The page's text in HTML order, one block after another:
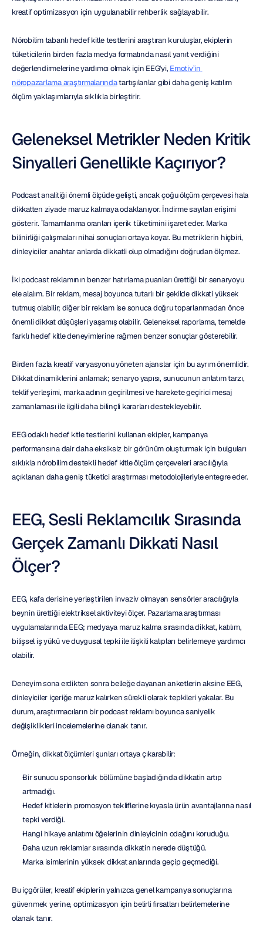
kreatif optimizasyon için uygulanabilir rehberlik sağlayabilir.
Nörobilim tabanlı hedef kitle testlerini araştıran kuruluşlar, ekiplerin
tüketicilerin birden fazla medya formatında nasıl yanıt verdiğini
değerlendirmelerine yardımcı olmak için EEG'yi, Emotiv’in
nöropazarlama araştırmalarında tartışılanlar gibi daha geniş katılım
ölçüm yaklaşımlarıyla sıklıkla birleştirir.
Geleneksel Metrikler Neden Kritik
Sinyalleri Genellikle Kaçırıyor?
Podcast analitiği önemli ölçüde gelişti, ancak çoğu ölçüm çerçevesi hala
dikkatten ziyade maruz kalmaya odaklanıyor. İndirme sayıları erişimi
gösterir. Tamamlanma oranları içerik tüketimini işaret eder. Marka
bilinirliği çalışmaları nihai sonuçları ortaya koyar. Bu metriklerin hiçbiri,
dinleyiciler anahtar anlarda dikkatli olup olmadığını doğrudan ölçmez.
İki podcast reklamının benzer hatırlama puanları ürettiği bir senaryoyu
ele alalım. Bir reklam, mesaj boyunca tutarlı bir şekilde dikkati yüksek
tutmuş olabilir; diğer bir reklam ise sonuca doğru toparlanmadan önce
önemli dikkat düşüşleri yaşamış olabilir. Geleneksel raporlama, temelde
farklı hedef kitle deneyimlerine rağmen benzer sonuçlar gösterebilir.
Birden fazla kreatif varyasyonu yöneten ajanslar için bu ayrım önemlidir.
Dikkat dinamiklerini anlamak; senaryo yapısı, sunucunun anlatım tarzı,
teklif yerleşimi, marka adının geçirilmesi ve harekete geçirici mesaj
zamanlaması ile ilgili daha bilinçli kararları destekleyebilir.
EEG odaklı hedef kitle testlerini kullanan ekipler, kampanya
performansına dair daha eksiksiz bir görünüm oluşturmak için bulguları
sıklıkla nörobilim destekli hedef kitle ölçüm çerçeveleri aracılığıyla
açıklanan daha geniş tüketici araştırması metodolojileriyle entegre eder.
EEG, Sesli Reklamcılık Sırasında
Gerçek Zamanlı Dikkati Nasıl
Ölçer?
EEG, kafa derisine yerleştirilen invaziv olmayan sensörler aracılığıyla
beynin ürettiği elektriksel aktiviteyi ölçer. Pazarlama araştırması
uygulamalarında EEG; medyaya maruz kalma sırasında dikkat, katılım,
bilişsel iş yükü ve duygusal tepki ile ilişkili kalıpları belirlemeye yardımcı
olabilir.
Deneyim sona erdikten sonra belleğe dayanan anketlerin aksine EEG,
dinleyiciler içeriğe maruz kalırken sürekli olarak tepkileri yakalar. Bu
durum, araştırmacıların bir podcast reklamı boyunca saniyelik
değişiklikleri incelemelerine olanak tanır.
Örneğin, dikkat ölçümleri şunları ortaya çıkarabilir:
Bir sunucu sponsorluk bölümüne başladığında dikkatin artıp
artmadığı.
Hedef kitlelerin promosyon tekliflerine kıyasla ürün avantajlarına nasıl
tepki verdiği.
Hangi hikaye anlatımı öğelerinin dinleyicinin odağını koruduğu.
Daha uzun reklamlar sırasında dikkatin nerede düştüğü.
Marka isimlerinin yüksek dikkat anlarında geçip geçmediği.
Bu içgörüler, kreatif ekiplerin yalnızca genel kampanya sonuçlarına
güvenmek yerine, optimizasyon için belirli fırsatları belirlemelerine
olanak tanır.